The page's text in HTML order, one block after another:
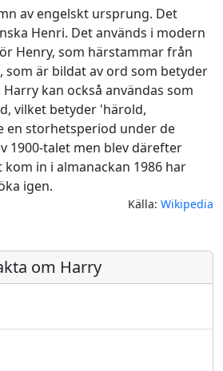
av engelskt ursprung. Det
Henri. Det används i modern
Henry, som härstammar från
är bildat av ord som betyder
kan också användas som
vilket betyder 'härold,
en storhetsperiod under de
1900-talet men blev därefter
in i almanackan 1986 har
igen.
Källa: Wikipedia
om Harry